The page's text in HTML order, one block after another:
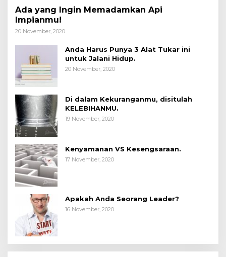
Ada yang Ingin Memadamkan Api
Impianmu!
20 November, 2020
Anda Harus Punya 3 Alat Tukar ini
untuk Jalani Hidup.
20 November, 2020
Di dalam Kekuranganmu, disitulah
KELEBIHANMU.
19 November, 2020
Kenyamanan VS Kesengsaraan.
17 November, 2020
Apakah Anda Seorang Leader?
16 November, 2020